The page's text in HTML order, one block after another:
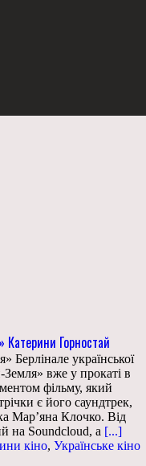
Горностай
Берлінале української
вже у прокаті в
фільму, який
є його саундтрек,
Мар’яна Клочко. Від
на Soundcloud, а [...]
кіно, Українське кіно